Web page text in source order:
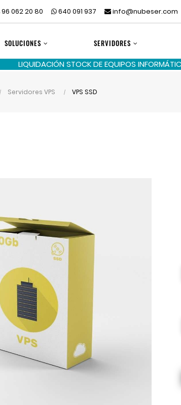
96 062 20 80 640 091 937 info@nubeser.com
SOLUCIONES SERVIDORES
LIQUIDACIÓN STOCK DE EQUIPOS
Servidores VPS VPS SSD